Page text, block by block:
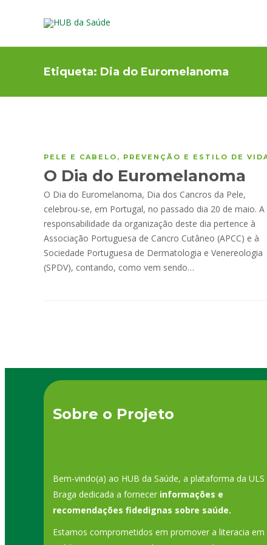
Etiqueta: Dia do Euromelanoma
PELE E CABELO , PREVENÇÃO E ESTILO DE
O Dia do Euromelanoma
O Dia do Euromelanoma, Dia dos Cancros da Pele,
celebrou-se, em Portugal, no passado dia 20 de maio. A
responsabilidade da organização deste dia pertence à
Associação Portuguesa de Cancro Cutâneo (APCC) e à
Sociedade Portuguesa de Dermatologia e Venereologia
(SPDV), contando, como vem sendo…
Sobre o Projeto
Bem-vindo(a) ao HUB da Saúde, a plataforma da ULS
Braga dedicada a fornecer informações e
recomendações fidedignas sobre saúde.
Estamos comprometidos em promover a literacia em